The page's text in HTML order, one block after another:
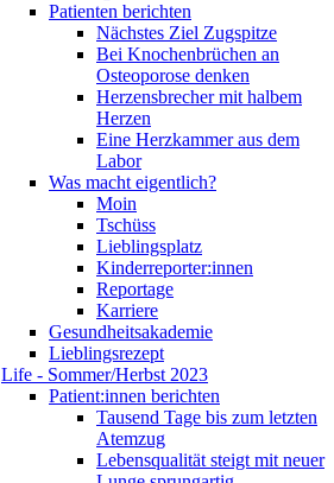
Patienten berichten
Nächstes Ziel Zugspitze
Bei Knochenbrüchen an
Osteoporose denken
Herzensbrecher mit halbem
Herzen
Eine Herzkammer aus dem
Labor
Was macht eigentlich?
Moin
Tschüss
Lieblingsplatz
Kinderreporter:innen
Reportage
Karriere
Gesundheitsakademie
Lieblingsrezept
Life - Sommer/Herbst 2023
Patient:innen berichten
Tausend Tage bis zum letzten
Atemzug
Lebensqualität steigt mit neuer